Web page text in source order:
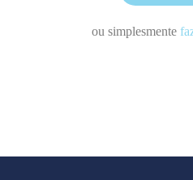
ou simplesmente